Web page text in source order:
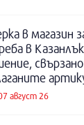
в магазин
в
август 26